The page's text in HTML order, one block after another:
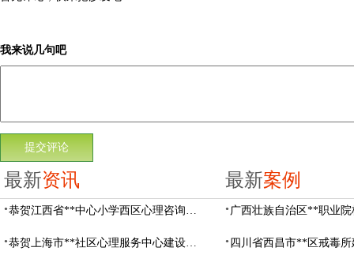
我来说几句吧
最新资讯
恭贺江西省**中心小学西区心理咨询教室设备采购项目由阳光心健代理商中标
恭贺上海市**社区心理服务中心建设项目由阳光心健代理商中标
最新案例